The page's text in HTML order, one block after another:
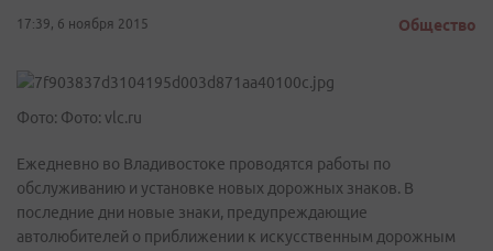
17:39, 6 ноября 2015 Общество
Фото: Фото: vlc.ru
Ежедневно во Владивостоке проводятся работы по
обслуживанию и установке новых дорожных знаков. В
последние дни новые знаки, предупреждающие
автолюбителей о приближении к искусственным дорожным